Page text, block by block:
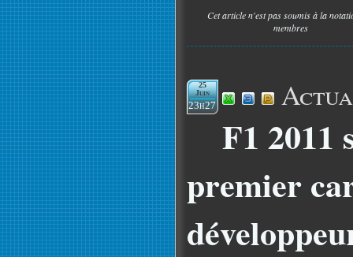
Cet article n'est pas soumis à la
membres
25
Juin
23h27
F1 2011
premier